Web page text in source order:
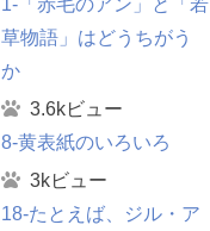
草物語」はどうちがう
か
3.6kビュー
8-黄表紙のいろいろ
3kビュー
18-たとえば、ジル・ア